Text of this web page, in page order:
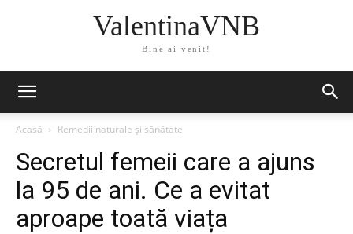
ValentinaVNB
Bine ai venit!
Acasă Remedii naturale și sănătate
Secretul femeii care a ajuns
la 95 de ani. Ce a evitat
aproape toată viața